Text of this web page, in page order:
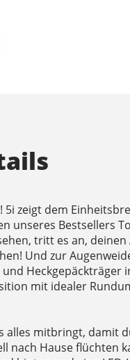
5i zeigt dem
unseres Bestsellers
tritt es an,
Und zur
Heckgepäckträger
mit idealer
alles mitbringt, damit
Hause flüchten